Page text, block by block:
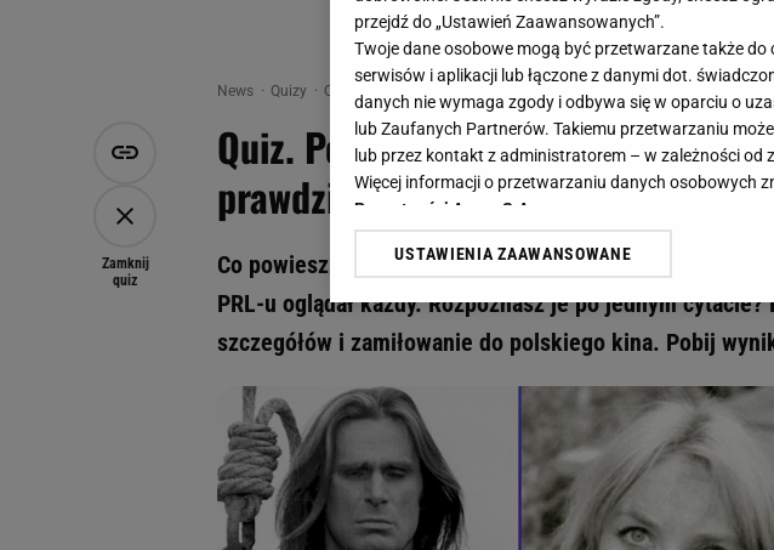
News Quizy Quiz - Quiz. Poznasz kultowe seriale PRL-u po cytacie? Tylko
Zamknij
quiz
Quiz. Poznasz kultowe seriale
prawdziwy znawca zgarnie
Co powiesz na quiz filmowy? Tym razem pytamy o
PRL-u oglądał każdy. Rozpoznasz je po jednym
szczegółów i zamiłowanie do polskiego kina. Pobij
przejdź do „Ustawień Zaawansowanych”.
Twoje dane osobowe mogą być przetwarzane także
serwisów i aplikacji lub łączone z danymi dot.
danych nie wymaga zgody i odbywa się w oparciu o
lub Zaufanych Partnerów. Takiemu przetwarzaniu
lub przez kontakt z administratorem – w zależności
Więcej informacji o przetwarzaniu danych osobowych
Prywatności Agora S.A.
Klikając „Akceptuję” wyrażasz też zgodę na
dotyczące plików cookie, wywołując narzędzie do
odnośnik „Ustawienia prywatności ” w stopce serwisu i
My, nasi Zaufani Partnerzy i Agora S.A. możemy
Użycie dokładnych danych geolokalizacyjnych.
Przechowywanie informacji na urządzeniu lub dostęp
badnie odbiorców i ulepszanie usług.
Lista Zaufanych
USTAWIENIA ZAAWANSOWANE